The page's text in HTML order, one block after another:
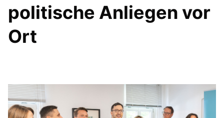
VORSTAND
BERICHTE
MÜHLEGÄRTLE
SPORTSTÄTTENDIALOG
politische Anliegen vor
Ort